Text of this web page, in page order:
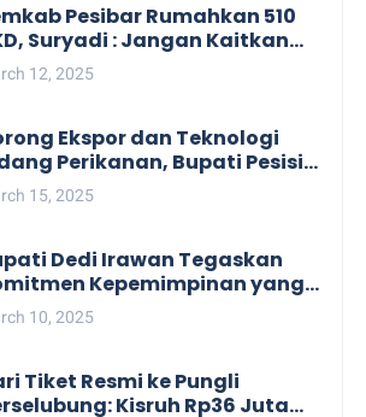
Pesibar Rumahkan 510
Suryadi : Jangan Kaitkan
Kepentingan Politik
12, 2025
Ekspor dan Teknologi
Perikanan, Bupati Pesisir
Audiensi Terkait Sister City
15, 2025
Dedi Irawan Tegaskan
Kepemimpinan yang
kepada Masyarakat
Rapat Koordinasi OPD
10, 2025
Tiket Resmi ke Pungli
Kisruh Rp36 Juta